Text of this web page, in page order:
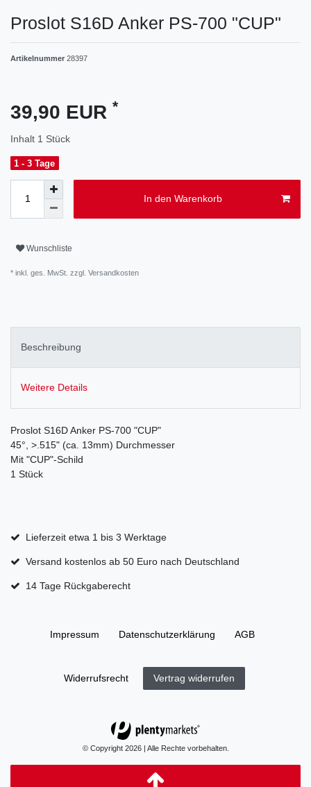
Proslot S16D Anker PS-700 "CUP"
Artikelnummer 28397
39,90 EUR *
Inhalt 1 Stück
1 - 3 Tage
In den Warenkorb
Wunschliste
* inkl. ges. MwSt. zzgl. Versandkosten
Beschreibung
Weitere Details
Proslot S16D Anker PS-700 "CUP"
45°, >.515" (ca. 13mm) Durchmesser
Mit "CUP"-Schild
1 Stück
Lieferzeit etwa 1 bis 3 Werktage
Versand kostenlos ab 50 Euro nach Deutschland
14 Tage Rückgaberecht
Impressum Daten­schutz­erklärung AGB
Widerrufs­recht Vertrag widerrufen
© Copyright 2026 | Alle Rechte vorbehalten.